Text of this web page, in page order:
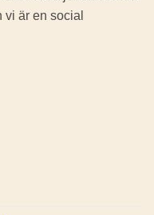
är en social